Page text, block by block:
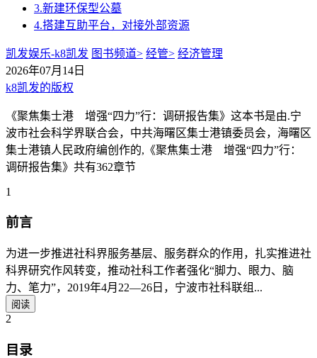
3.新建环保型公墓
4.搭建互助平台，对接外部资源
凯发娱乐-k8凯发 图书频道> 经管> 经济管理
2026年07月14日
k8凯发的版权
《聚焦集士港 增强“四力”行：调研报告集》这本书是由.宁
波市社会科学界联合会，中共海曙区集士港镇委员会，海曙区
集士港镇人民政府编创作的,《聚焦集士港 增强“四力”行：
调研报告集》共有362章节
1
前言
为进一步推进社科界服务基层、服务群众的作用，扎实推进社
科界研究作风转变，推动社科工作者强化“脚力、眼力、脑
力、笔力”，2019年4月22—26日，宁波市社科联组...
阅读
2
目录